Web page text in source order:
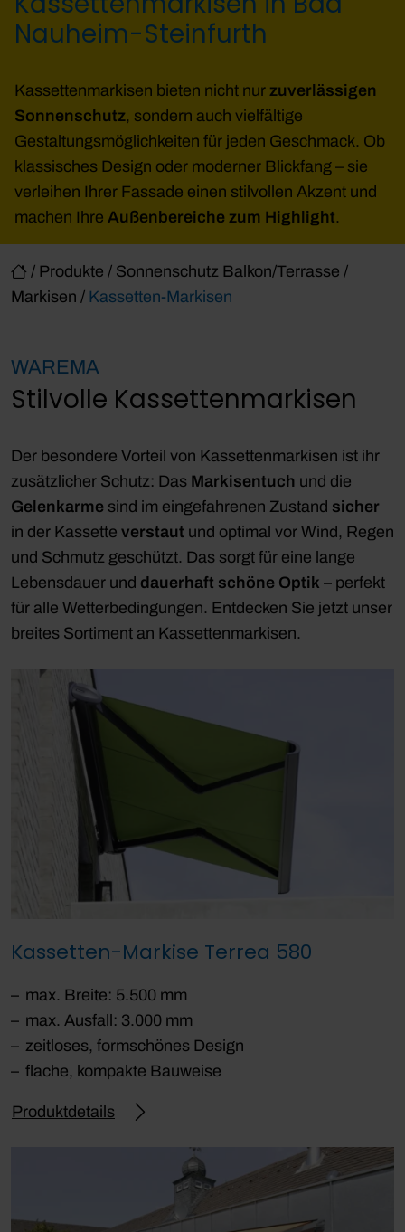
/ Produkte / Sonnenschutz Balkon/Terrasse /
Markisen / Kassetten-Markisen
Nauheim-Steinfurth
Kassettenmarkisen bieten nicht nur zuverlässigen
Sonnenschutz, sondern auch vielfältige
Gestaltungsmöglichkeiten für jeden Geschmack. Ob
klassisches Design oder moderner Blickfang – sie
verleihen Ihrer Fassade einen stilvollen Akzent und
machen Ihre Außenbereiche zum Highlight.
WAREMA
Stilvolle Kassettenmarkisen
Der besondere Vorteil von Kassettenmarkisen ist ihr
zusätzlicher Schutz: Das Markisentuch und die
Gelenkarme sind im eingefahrenen Zustand sicher
in der Kassette verstaut und optimal vor Wind, Regen
und Schmutz geschützt. Das sorgt für eine lange
Lebensdauer und dauerhaft schöne Optik – perfekt
für alle Wetterbedingungen. Entdecken Sie jetzt unser
breites Sortiment an Kassettenmarkisen.
Kassetten-Markise Terrea 580
max. Breite: 5.500 mm
max. Ausfall: 3.000 mm
zeitloses, formschönes Design
flache, kompakte Bauweise
Produktdetails